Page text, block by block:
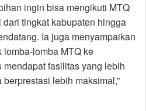
ingin bisa mengikuti MTQ
tingkat kabupaten hingga
Ia juga menyampaikan
lomba-lomba MTQ ke
fasilitas yang lebih
lebih maksimal,”